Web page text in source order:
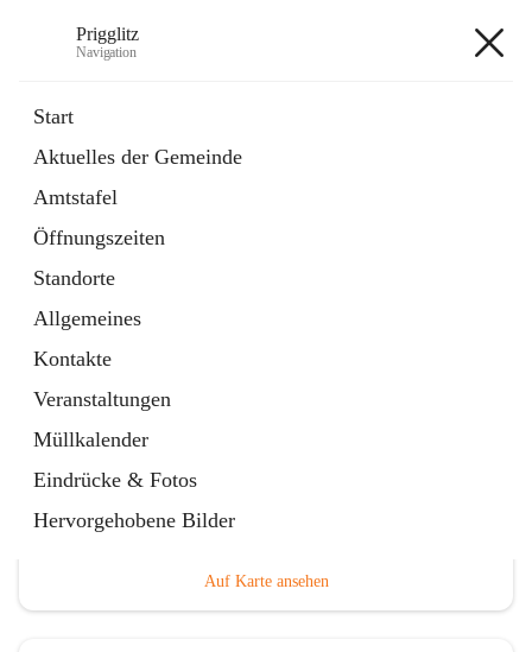
Prigglitz
Navigation
Start
Aktuelles der Gemeinde
Amtstafel
Öffnungszeiten
Standorte
Allgemeines
Kontakte
Veranstaltungen
Müllkalender
Eindrücke & Fotos
Hervorgehobene Bilder
Externe Webseite
in
Tab
Gemeindezeitung
Ordner
öffnet
in
neuem
Tab
Hauptadresse
Auf Karte ansehen